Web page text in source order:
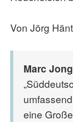
Von Jörg
Marc
eine